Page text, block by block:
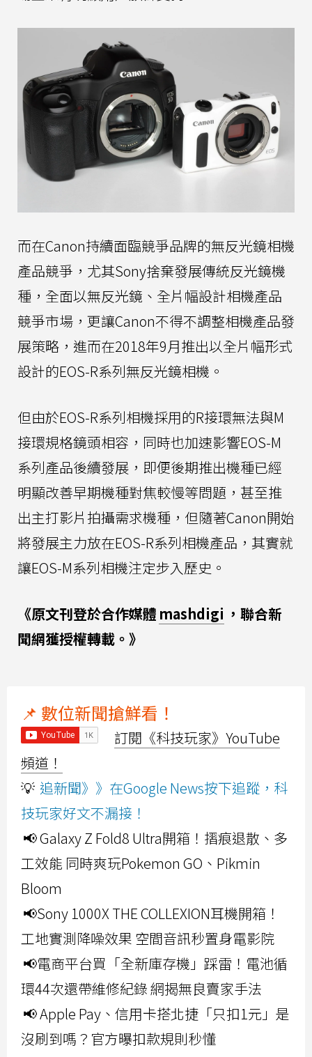
而在Canon持續面臨競爭品牌的無反光鏡相機
產品競爭，尤其Sony捨棄發展傳統反光鏡機
種，全面以無反光鏡、全片幅設計相機產品
競爭市場，更讓Canon不得不調整相機產品發
展策略，進而在2018年9月推出以全片幅形式
設計的EOS-R系列無反光鏡相機。
但由於EOS-R系列相機採用的R接環無法與M
接環規格鏡頭相容，同時也加速影響EOS-M
系列產品後續發展，即便後期推出機種已經
明顯改善早期機種對焦較慢等問題，甚至推
出主打影片拍攝需求機種，但隨著Canon開始
將發展主力放在EOS-R系列相機產品，其實就
讓EOS-M系列相機注定步入歷史。
《原文刊登於合作媒體 mashdigi ，聯合新
聞網獲授權轉載。》
📌 數位新聞搶鮮看！
訂閱《科技玩家》YouTube
頻道！
💡 追新聞》》在Google News按下追蹤，科
技玩家好文不漏接！
📢 Galaxy Z Fold8 Ultra開箱！摺痕退散、多
工效能 同時爽玩Pokemon GO、Pikmin
Bloom
📢Sony 1000X THE COLLEXION耳機開箱！
工地實測降噪效果 空間音訊秒置身電影院
📢電商平台買「全新庫存機」踩雷！電池循
環44次還帶維修紀錄 網揭無良賣家手法
📢 Apple Pay、信用卡搭北捷「只扣1元」是
沒刷到嗎？官方曝扣款規則秒懂